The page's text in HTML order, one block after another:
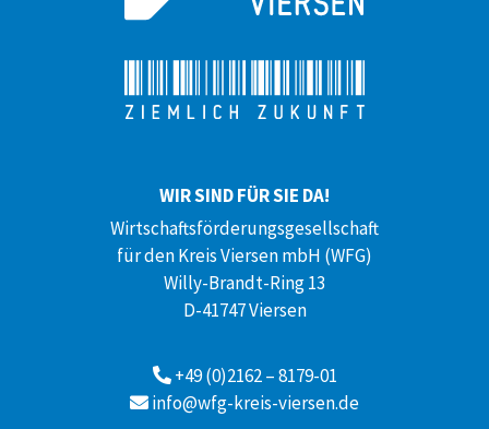
WIR SIND FÜR SIE DA!
Wirtschaftsförderungsgesellschaft
für den Kreis Viersen mbH (WFG)
Willy-Brandt-Ring 13
D-41747 Viersen
+49 (0)2162 – 8179-01
info@wfg-kreis-viersen.de